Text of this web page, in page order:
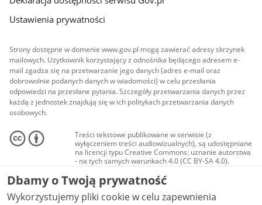
Ustawienia prywatności
Strony dostępne w domenie www.gov.pl mogą zawierać adresy skrzynek
mailowych. Użytkownik korzystający z odnośnika będącego adresem e-
mail zgadza się na przetwarzanie jego danych (adres e-mail oraz
dobrowolnie podanych danych w wiadomości) w celu przesłania
odpowiedzi na przesłane pytania. Szczegóły przetwarzania danych przez
każdą z jednostek znajdują się w ich politykach przetwarzania danych
osobowych.
Treści tekstowe publikowane w serwisie (z
wyłączeniem treści audiowizualnych), są udostępniane
na licencji typu Creative Commons: uznanie autorstwa
- na tych samych warunkach 4.0 (CC BY-SA 4.0).
Materiały audiowizualne, w tym zdjęcia, materiały
audio i wideo, są udostępniane na licencji typu
Creative Commons: uznanie autorstwa użycie
niekomercyjne - bez utworów zależnych 4.0 (CC BY-
Dbamy o Twoją prywatność
Wykorzystujemy pliki cookie w celu zapewnienia